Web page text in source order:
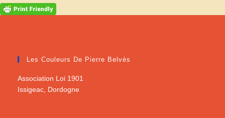
Les Couleurs De Pierre Belvès
Association Loi 1901
Issigeac, Dordogne